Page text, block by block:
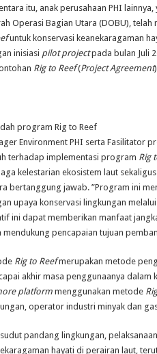
itu, anak perusahaan PHI
Operasi Bagian Utara (DOBU),
untuk konservasi keanekaragaman
inisiasi pilot projectpada bulan Juli
Rig to Reef(Project Agreement
program Rig to Reef
Environment PHI serta Fasilitator
terhadap implementasi program Rig
kelestarian ekosistem laut
bertanggung jawab. ”Program ini
upaya konservasi lingkungan
ini dapat memberikan manfaat
mendukung pencapaian tujuan
Rig to Reefmerupakan metode
akhir masa penggunaanya
platform menggunakan metode
operator industri minyak dan
pandang lingkungan, pelaksanaan
hayati di perairan laut,